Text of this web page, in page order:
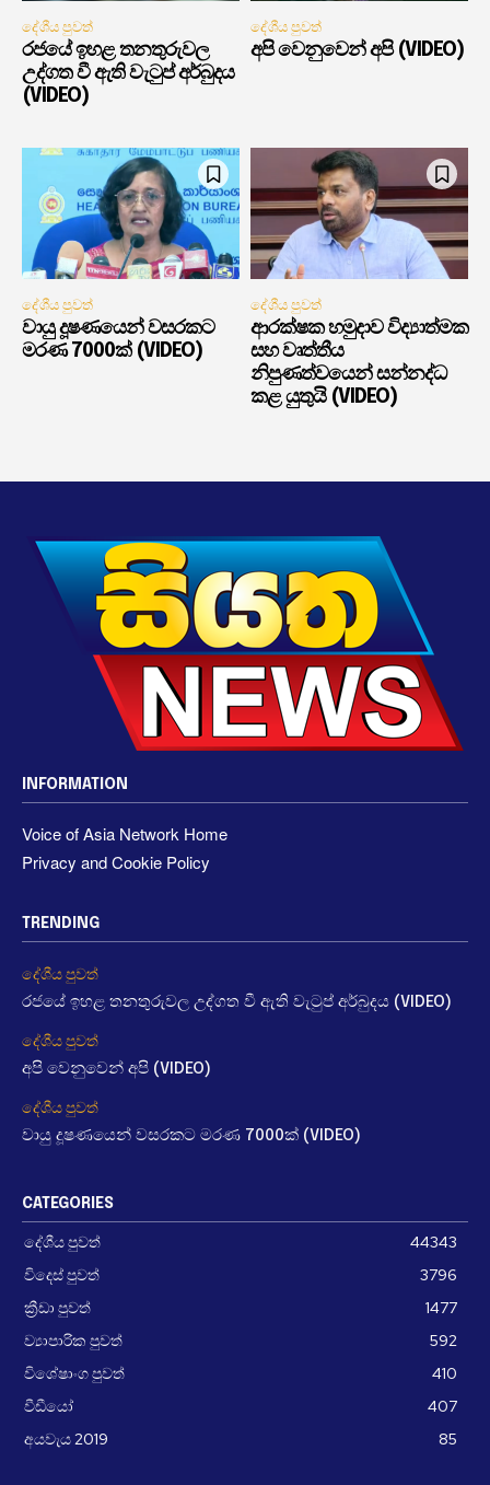
දේශීය පුවත්
රජයේ ඉහළ තනතුරුවල
උද්ගත වී ඇති වැටුප් අර්බුදය
(VIDEO)
දේශීය පුවත්
අපි වෙනුවෙන් අපි (VIDEO)
දේශීය පුවත්
වායු දූෂණයෙන් වසරකට
මරණ 7000ක් (VIDEO)
දේශීය පුවත්
ආරක්ෂක හමුදාව විද්‍යාත්මක
සහ වෘත්තීය
නිපුණත්වයෙන් සන්නද්ධ
කළ යුතුයි (VIDEO)
INFORMATION
Voice of Asia Network Home
Privacy and Cookie Policy
TRENDING
දේශීය පුවත්
රජයේ ඉහළ තනතුරුවල උද්ගත වී ඇති වැටුප් අර්බුදය (VIDEO)
දේශීය පුවත්
අපි වෙනුවෙන් අපි (VIDEO)
දේශීය පුවත්
වායු දූෂණයෙන් වසරකට මරණ 7000ක් (VIDEO)
CATEGORIES
දේශීය පුවත්
44343
විදෙස් පුවත්
3796
ක්‍රීඩා පුවත්
1477
ව්‍යාපාරික පුවත්
592
විශේෂාංග පුවත්
410
වීඩීයෝ
407
අයවැය 2019
85